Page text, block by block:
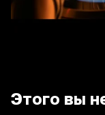
Этого вы